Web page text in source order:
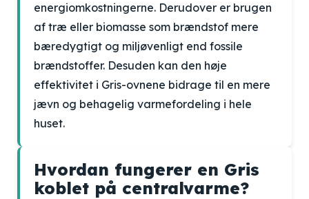
energiomkostningerne. Derudover er brugen
af træ eller biomasse som brændstof mere
bæredygtigt og miljøvenligt end fossile
brændstoffer. Desuden kan den høje
effektivitet i Gris-ovnene bidrage til en mere
jævn og behagelig varmefordeling i hele
huset.
Hvordan fungerer en Gris
koblet på centralvarme?